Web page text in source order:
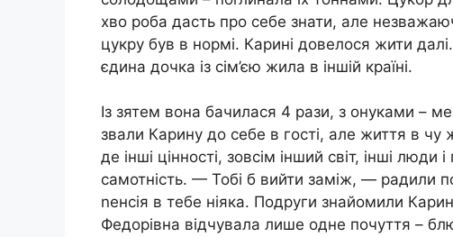
хво роба дасть про себе знати, але
цукру був в нормі. Карині довелося жити
єдина дочка із сім’єю жила в іншій країні.
Із зятем вона бачилася 4 рази, з онуками –
звали Карину до себе в гості, але життя в чу
де інші цінності, зовсім інший світ, інші
самотність. — Тобі б вийти заміж, — радили
nенсія в тебе ніяка. Подруги знайомили
Федорівна відчувала лише одне почуття –